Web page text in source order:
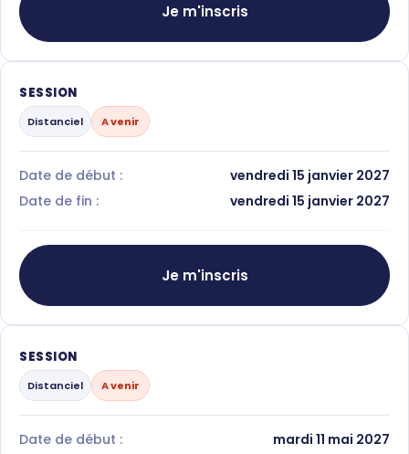
Je m'inscris
SESSION
Distanciel A venir
Date de début :
vendredi 15 janvier 2027
Date de fin :
vendredi 15 janvier 2027
Je m'inscris
SESSION
Distanciel A venir
Date de début :
mardi 11 mai 2027